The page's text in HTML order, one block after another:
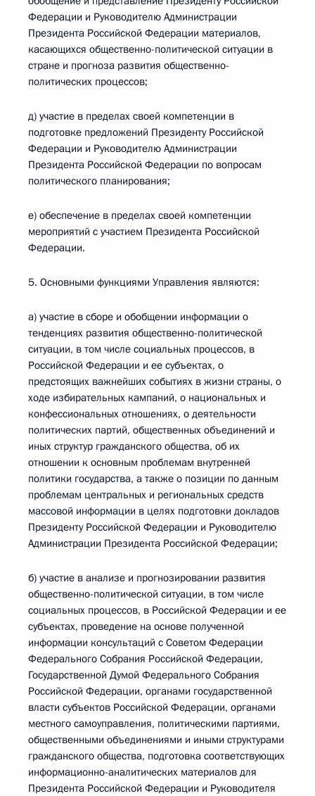
Федерации и Руководителю Администрации
Президента Российской Федерации материалов,
касающихся общественно-политической ситуации в
стране и прогноза развития общественно-
политических процессов;
д) участие в пределах своей компетенции в
подготовке предложений Президенту Российской
Федерации и Руководителю Администрации
Президента Российской Федерации по вопросам
политического планирования;
е) обеспечение в пределах своей компетенции
мероприятий с участием Президента Российской
Федерации.
5. Основными функциями Управления являются:
а) участие в сборе и обобщении информации о
тенденциях развития общественно-политической
ситуации, в том числе социальных процессов, в
Российской Федерации и ее субъектах, о
предстоящих важнейших событиях в жизни страны, о
ходе избирательных кампаний, о национальных и
конфессиональных отношениях, о деятельности
политических партий, общественных объединений и
иных структур гражданского общества, об их
отношении к основным проблемам внутренней
политики государства, а также о позиции по данным
проблемам центральных и региональных средств
массовой информации в целях подготовки докладов
Президенту Российской Федерации и Руководителю
Администрации Президента Российской Федерации;
б) участие в анализе и прогнозировании развития
общественно-политической ситуации, в том числе
социальных процессов, в Российской Федерации и ее
субъектах, проведение на основе полученной
информации консультаций с Советом Федерации
Федерального Собрания Российской Федерации,
Государственной Думой Федерального Собрания
Российской Федерации, органами государственной
власти субъектов Российской Федерации, органами
местного самоуправления, политическими партиями,
общественными объединениями и иными структурами
гражданского общества, подготовка соответствующих
информационно-аналитических материалов для
Президента Российской Федерации и Руководителя